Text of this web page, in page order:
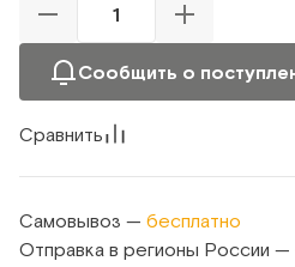
Сообщить о
Сравнить
Самовывоз — бесплатно
Отправка в регионы России —